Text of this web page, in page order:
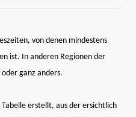
von denen mindestens
ist. In anderen Regionen der
ganz anders.
erstellt, aus der ersichtlich